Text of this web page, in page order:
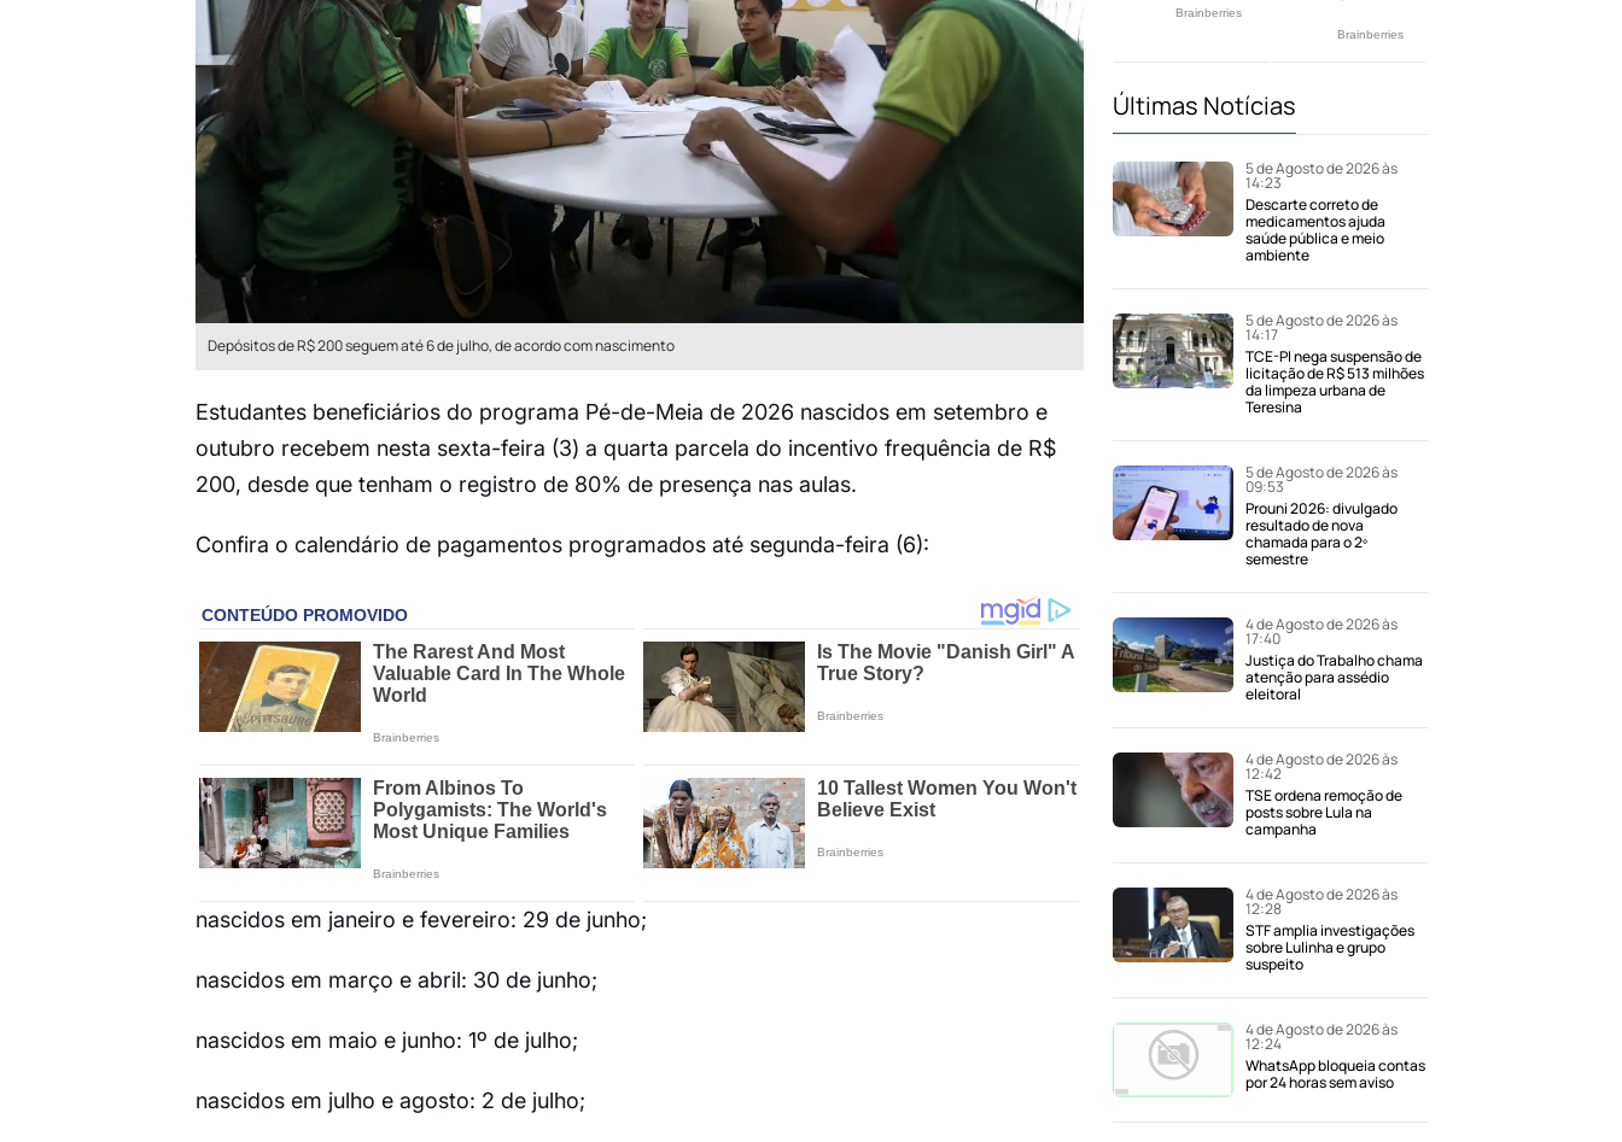
Depósitos de R$ 200 seguem até 6 de julho, de acordo com nascimento
Estudantes beneficiários do programa Pé-de-Meia de 2026 nascidos em setembro e
outubro recebem nesta sexta-feira (3) a quarta parcela do incentivo frequência de R$
200, desde que tenham o registro de 80% de presença nas aulas.
Confira o calendário de pagamentos programados até segunda-feira (6):
nascidos em janeiro e fevereiro: 29 de junho;
nascidos em março e abril: 30 de junho;
nascidos em maio e junho: 1º de julho;
nascidos em julho e agosto: 2 de julho;
Últimas Notícias
5 de Agosto de 2026 às
14:23
Descarte correto de
medicamentos ajuda
saúde pública e meio
ambiente
5 de Agosto de 2026 às
14:17
TCE-PI nega suspensão de
licitação de R$ 513 milhões
da limpeza urbana de
Teresina
5 de Agosto de 2026 às
09:53
Prouni 2026: divulgado
resultado de nova
chamada para o 2º
semestre
4 de Agosto de 2026 às
17:40
Justiça do Trabalho chama
atenção para assédio
eleitoral
4 de Agosto de 2026 às
12:42
TSE ordena remoção de
posts sobre Lula na
campanha
4 de Agosto de 2026 às
12:28
STF amplia investigações
sobre Lulinha e grupo
suspeito
4 de Agosto de 2026 às
12:24
WhatsApp bloqueia contas
por 24 horas sem aviso